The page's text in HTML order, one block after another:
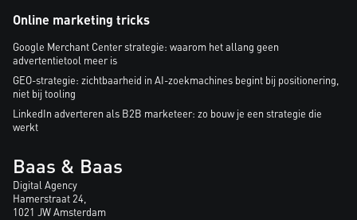
Online marketing tricks
Google Merchant Center strategie: waarom het allang geen
advertentietool meer is
GEO-strategie: zichtbaarheid in AI-zoekmachines begint bij positionering,
niet bij tooling
LinkedIn adverteren als B2B marketeer: zo bouw je een strategie die
werkt
Baas & Baas
Digital Agency
Hamerstraat 24,
1021 JW Amsterdam